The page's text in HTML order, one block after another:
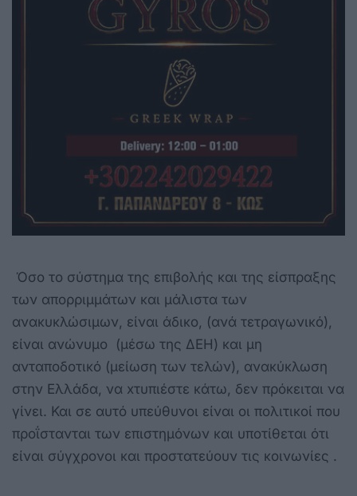
Όσο το σύστημα της επιβολής και της είσπραξης
των απορριμμάτων και μάλιστα των
ανακυκλώσιμων, είναι άδικο, (ανά τετραγωνικό),
είναι ανώνυμο (μέσω της ΔΕΗ) και μη
ανταποδοτικό (μείωση των τελών), ανακύκλωση
στην Ελλάδα, να xτυπιέστε κάτω, δεν πρόκειται να
γίνει. Και σε αυτό υπεύθυνοι είναι οι πολιτικοί που
προΐστανται των επιστημόνων και υποτίθεται ότι
είναι σύγχρονοι και προστατεύουν τις κοινωνίες .